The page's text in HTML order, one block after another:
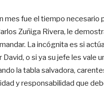
mes fue el tiempo necesario
Zuñiga Rivera, le
La incógnita es si
o si ya su jefe les vale
la tabla salvadora,
y responsabilidad que